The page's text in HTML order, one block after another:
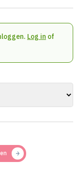
Log in of